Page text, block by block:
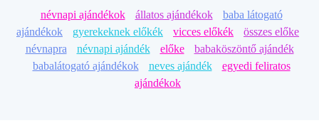
névnapi ajándékok állatos ajándékok
baba látogató
ajándékok
gyerekeknek előkék vicces előkék
összes előke
névnapra
névnapi ajándék előke
babaköszöntő ajándék
babalátogató ajándékok
neves ajándék
egyedi feliratos
ajándékok